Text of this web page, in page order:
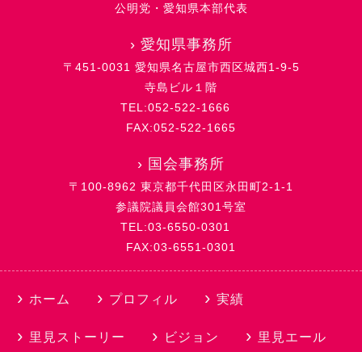
公明党・愛知県本部代表
› 愛知県事務所
〒451-0031 愛知県名古屋市西区城西1-9-5
寺島ビル１階
TEL:052-522-1666
FAX:052-522-1665
› 国会事務所
〒100-8962 東京都千代田区永田町2-1-1
参議院議員会館301号室
TEL:03-6550-0301
FAX:03-6551-0301
ホーム プロフィル 実績
里見ストーリー ビジョン 里見エール